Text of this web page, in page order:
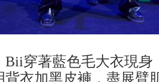
Bii穿著藍色毛大衣現身
衣加黑皮褲，盡展臂